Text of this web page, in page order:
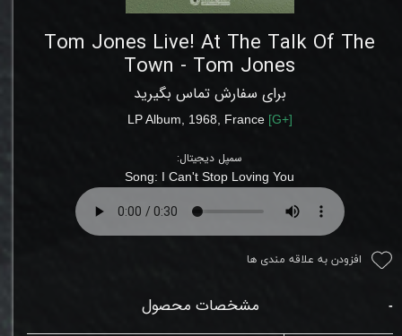
Tom Jones Live! At The Talk Of The
Town - Tom Jones
برای سفارش تماس بگیرید
LPAlbum, 1968 , France [G+]
سمپل دیجیتال:
Song: I Can't Stop Loving You
افزودن به علاقه مندی ها
مشخصات محصول